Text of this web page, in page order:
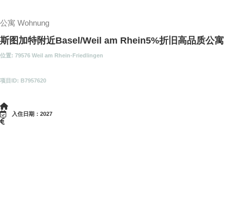
公寓 Wohnung
斯图加特附近Basel/Weil am Rhein5%折旧高品质公寓
位置: 79576 Weil am Rhein-Friedlingen
项目ID: B7957620
入住日期：2027